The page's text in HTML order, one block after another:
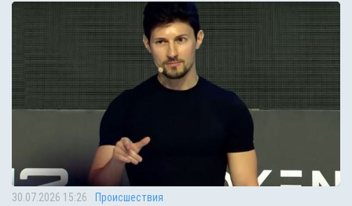
30.07.2026 15:26 Происшествия